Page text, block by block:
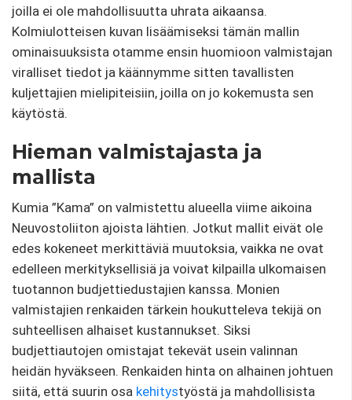
joilla ei ole mahdollisuutta uhrata aikaansa.
Kolmiulotteisen kuvan lisäämiseksi tämän mallin
ominaisuuksista otamme ensin huomioon valmistajan
viralliset tiedot ja käännymme sitten tavallisten
kuljettajien mielipiteisiin, joilla on jo kokemusta sen
käytöstä.
Hieman valmistajasta ja
mallista
Kumia ”Kama” on valmistettu alueella viime aikoina
Neuvostoliiton ajoista lähtien. Jotkut mallit eivät ole
edes kokeneet merkittäviä muutoksia, vaikka ne ovat
edelleen merkityksellisiä ja voivat kilpailla ulkomaisen
tuotannon budjettiedustajien kanssa. Monien
valmistajien renkaiden tärkein houkutteleva tekijä on
suhteellisen alhaiset kustannukset. Siksi
budjettiautojen omistajat tekevät usein valinnan
heidän hyväkseen. Renkaiden hinta on alhainen johtuen
siitä, että suurin osa kehitystyöstä ja mahdollisista